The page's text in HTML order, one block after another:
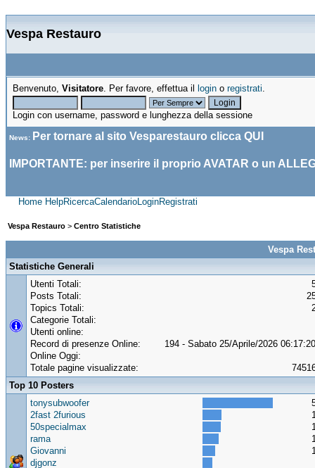
Vespa Restauro
Benvenuto, Visitatore. Per favore, effettua il login o registrati.
Login con username, password e lunghezza della sessione
News: Per tornare al sito Vesparestauro clicca QUI
IMPORTANTE: per inserire il proprio AVATAR o un
Home HelpRicercaCalendarioLoginRegistrati
Vespa Restauro > Centro Statistiche
Vespa
Statistiche Generali
Utenti Totali:
Posts Totali:
Topics Totali:
Categorie Totali:
Utenti online:
Record di presenze Online:
194 - Sabato 25/Aprile/2026
Online Oggi:
Totale pagine visualizzate:
Top 10 Posters
tonysubwoofer
2fast 2furious
50specialmax
rama
Giovanni
djgonz